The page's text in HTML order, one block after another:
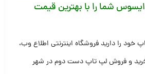
شما را با بهترین قیمت
را دارید فروشگاه اینترنتی اطلاع وب،
خرید و فروش لپ تاپ دست دوم در شهر